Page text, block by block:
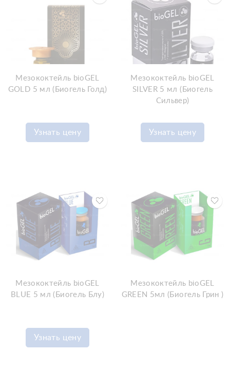
Мезококтейль bioGEL
GOLD 5 мл (Биогель Голд)
Узнать цену
Мезококтейль bioGEL
SILVER 5 мл (Биогель
Сильвер)
Узнать цену
Мезококтейль bioGEL
BLUE 5 мл (Биогель Блу)
Узнать цену
Мезококтейль bioGEL
GREEN 5мл (Биогель Грин )